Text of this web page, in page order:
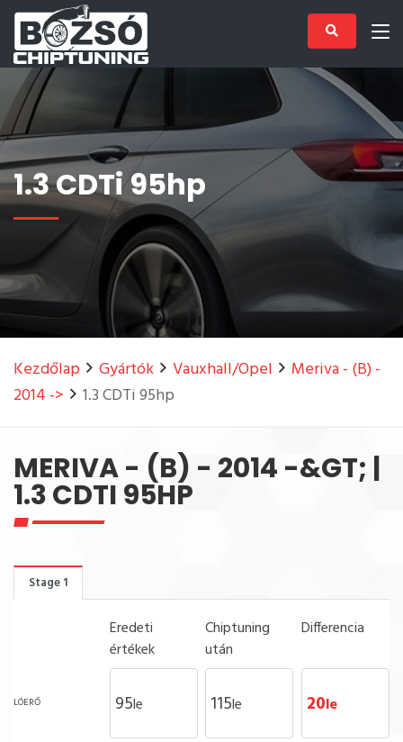
1.3 CDTi 95hp
Kezdőlap Gyártók Vauxhall/Opel
Meriva - (B) -
2014 ->
1.3 CDTi 95hp
MERIVA - (B) - 2014 -&GT; |
1.3 CDTI 95HP
Stage 1
Eredeti
értékek
Chiptuning
után
Differencia
LÓERŐ 95le 115le 20le